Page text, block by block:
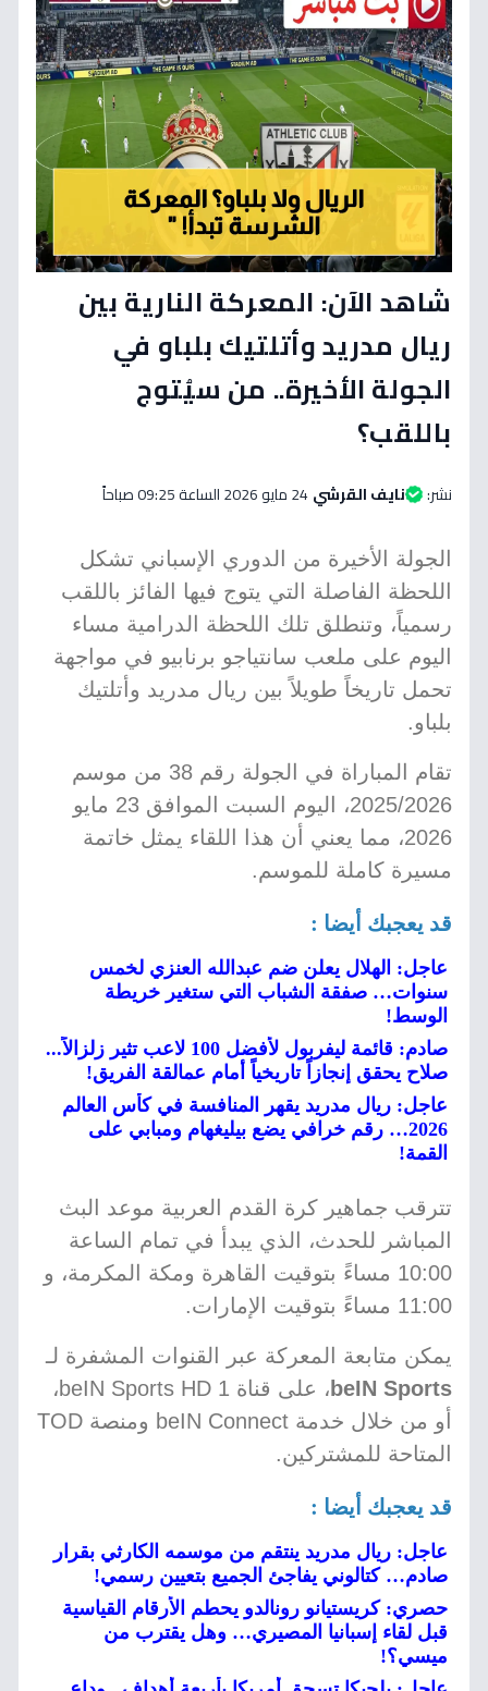
شاهد الآن: المعركة النارية بين
ريال مدريد وأتلتيك بلباو في
الجولة الأخيرة.. من سيُتوج
باللقب؟
نشر: نايف القرشي24 مايو 2026 الساعة 09:25 صباحاً
الجولة الأخيرة من الدوري الإسباني تشكل
اللحظة الفاصلة التي يتوج فيها الفائز باللقب
رسمياً، وتنطلق تلك اللحظة الدرامية مساء
اليوم على ملعب سانتياجو برنابيو في مواجهة
تحمل تاريخاً طويلاً بين ريال مدريد وأتلتيك
بلباو.
تقام المباراة في الجولة رقم 38 من موسم
2025/2026، اليوم السبت الموافق 23 مايو
2026، مما يعني أن هذا اللقاء يمثل خاتمة
مسيرة كاملة للموسم.
قد يعجبك أيضا :
عاجل: الهلال يعلن ضم عبدالله العنزي لخمس
سنوات… صفقة الشباب التي ستغير خريطة
الوسط!
صادم: قائمة ليفربول لأفضل 100 لاعب تثير زلزالاً...
صلاح يحقق إنجازاً تاريخياً أمام عمالقة الفريق!
عاجل: ريال مدريد يقهر المنافسة في كأس العالم
2026… رقم خرافي يضع بيليغهام ومبابي على
القمة!
تترقب جماهير كرة القدم العربية موعد البث
المباشر للحدث، الذي يبدأ في تمام الساعة
10:00 مساءً بتوقيت القاهرة ومكة المكرمة، و
11:00 مساءً بتوقيت الإمارات.
يمكن متابعة المعركة عبر القنوات المشفرة لـ
beIN Sports
، على قناة beIN Sports HD 1،
أو من خلال خدمة beIN Connect ومنصة TOD
المتاحة للمشتركين.
قد يعجبك أيضا :
عاجل: ريال مدريد ينتقم من موسمه الكارثي بقرار
صادم… كتالوني يفاجئ الجميع بتعيين رسمي!
حصري: كريستيانو رونالدو يحطم الأرقام القياسية
قبل لقاء إسبانيا المصيري… وهل يقترب من
ميسي؟!